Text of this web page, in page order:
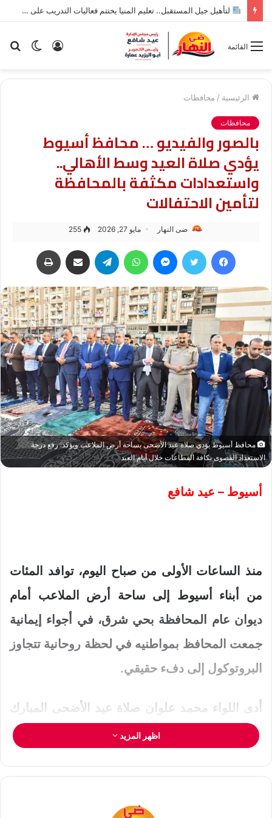
لتأهيل جيل المستقبل.. تعليم المنيا يختتم فعاليات التدريب على أدوات الذكاء الاصطناعي لطلاب الإعدادية
الوضع تسجيل
القائمة
الرئيسية / محافظات
محافظات
بالصور والفيديو … محافظ أسيوط
يؤدي صلاة العيد وسط الأهالي..
واستعدادات مكثفة بالمحافظة
لتأمين الاحتفالات
ضى النهار مايو 27, 2026 255
فيسبوك تويتر ماسنجر واتساب تيلقرام مشاركة عبر البريد
محافظ أسيوط يؤدي صلاة عيد الأضحى بساحة أرض الملاعب ويؤكد: رفع درجة
الاستعداد القصوى بكافة القطاعات خلال أيام العيد
أسيوط – عيد شافع
منذ الساعات الأولى من صباح اليوم، توافد المئات
من أبناء أسيوط إلى ساحة أرض الملاعب أمام
ديوان عام المحافظة بحي شرق، في أجواء إيمانية
جمعت المحافظ بمواطنيه في لحظة روحانية تتجاوز
البروتوكول إلى دفء حقيقي.
أدى اللواء محمد علوان صلاة عيد الأضحى المبارك
بحضور مساعد وزير الداخلية لمنطقة وسط الصعيد
والسكرتير العام للمحافظة خالد عبد الرؤوف وعدد
من أعضاء مجلسي النواب والشيوخ والقيادات
اظهر المزيد